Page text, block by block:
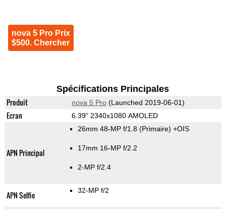
nova 5 Pro Prix
$500. Chercher
Spécifications Principales
Produit nova 5 Pro(Launched 2019-06-01)
Ecran 6.39" 2340x1080 AMOLED
APN Principal
26mm 48-MP f/1.8 (Primaire) +OIS
17mm 16-MP f/2.2
2-MP f/2.4
APN Selfie 32-MP f/2